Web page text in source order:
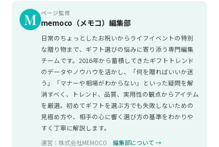
ページ監修
memoco（メモコ）編集部
日常のちょっとしたお祝いからライフイベントの特別
な贈り物まで、ギフト選びの悩みに寄り添う専門編集
チームです。2016年から蓄積してきたギフトトレンド
のデータやノウハウを活かし、「何を贈ればいいか迷
う」「マナーや相場がわからない」といった疑問を解
消すべく、トレンド、品質、実用性の観点からアイテム
を厳選。初めてギフトを選ぶ方でも失敗しないための
見極め方や、相手の心に響く選び方の基準をわかりや
すく丁寧に解説します。
運営：株式会社MEMOCO 編集部について →